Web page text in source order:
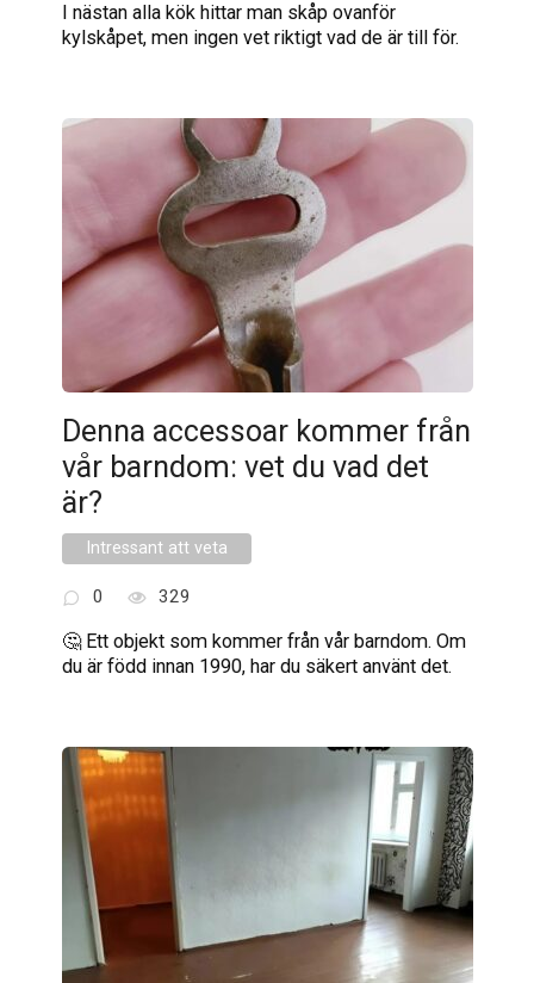
I nästan alla kök hittar man skåp ovanför
kylskåpet, men ingen vet riktigt vad de är till för.
Denna accessoar kommer från
vår barndom: vet du vad det
är?
Intressant att veta
0 329
🤔 Ett objekt som kommer från vår barndom. Om
du är född innan 1990, har du säkert använt det.